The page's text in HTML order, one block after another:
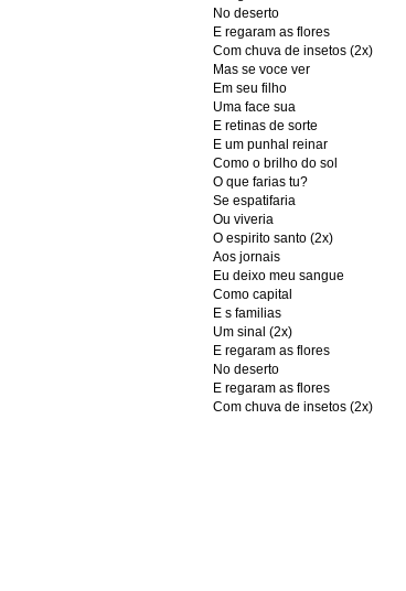
No deserto
E regaram as flores
Com chuva de insetos (2x)
Mas se voce ver
Em seu filho
Uma face sua
E retinas de sorte
E um punhal reinar
Como o brilho do sol
O que farias tu?
Se espatifaria
Ou viveria
O espirito santo (2x)
Aos jornais
Eu deixo meu sangue
Como capital
E s familias
Um sinal (2x)
E regaram as flores
No deserto
E regaram as flores
Com chuva de insetos (2x)